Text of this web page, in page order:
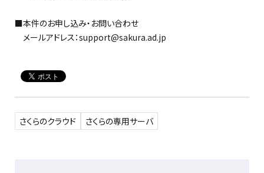
■本件のお申し込み・お問い合わせ
メールアドレス：support@sakura.ad.jp
さくらのクラウド さくらの専用サーバ